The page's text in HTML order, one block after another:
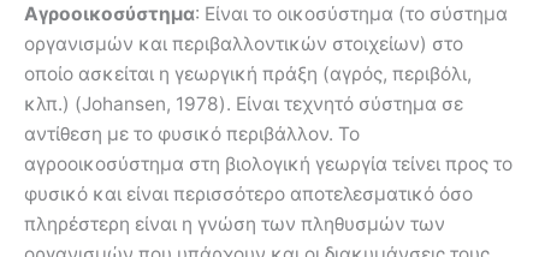
Αγροοικοσύστηµα: Είναι το οικοσύστηµα (το σύστηµα
οργανισµών και περιβαλλοντικών στοιχείων) στο
οποίο ασκείται η γεωργική πράξη (αγρός, περιβόλι,
κλπ.) (Johansen, 1978). Είναι τεχνητό σύστηµα σε
αντίθεση µε το φυσικό περιβάλλον. Το
αγροοικοσύστηµα στη βιολογική γεωργία τείνει προς το
φυσικό και είναι περισσότερο αποτελεσµατικό όσο
πληρέστερη είναι η γνώση των πληθυσµών των